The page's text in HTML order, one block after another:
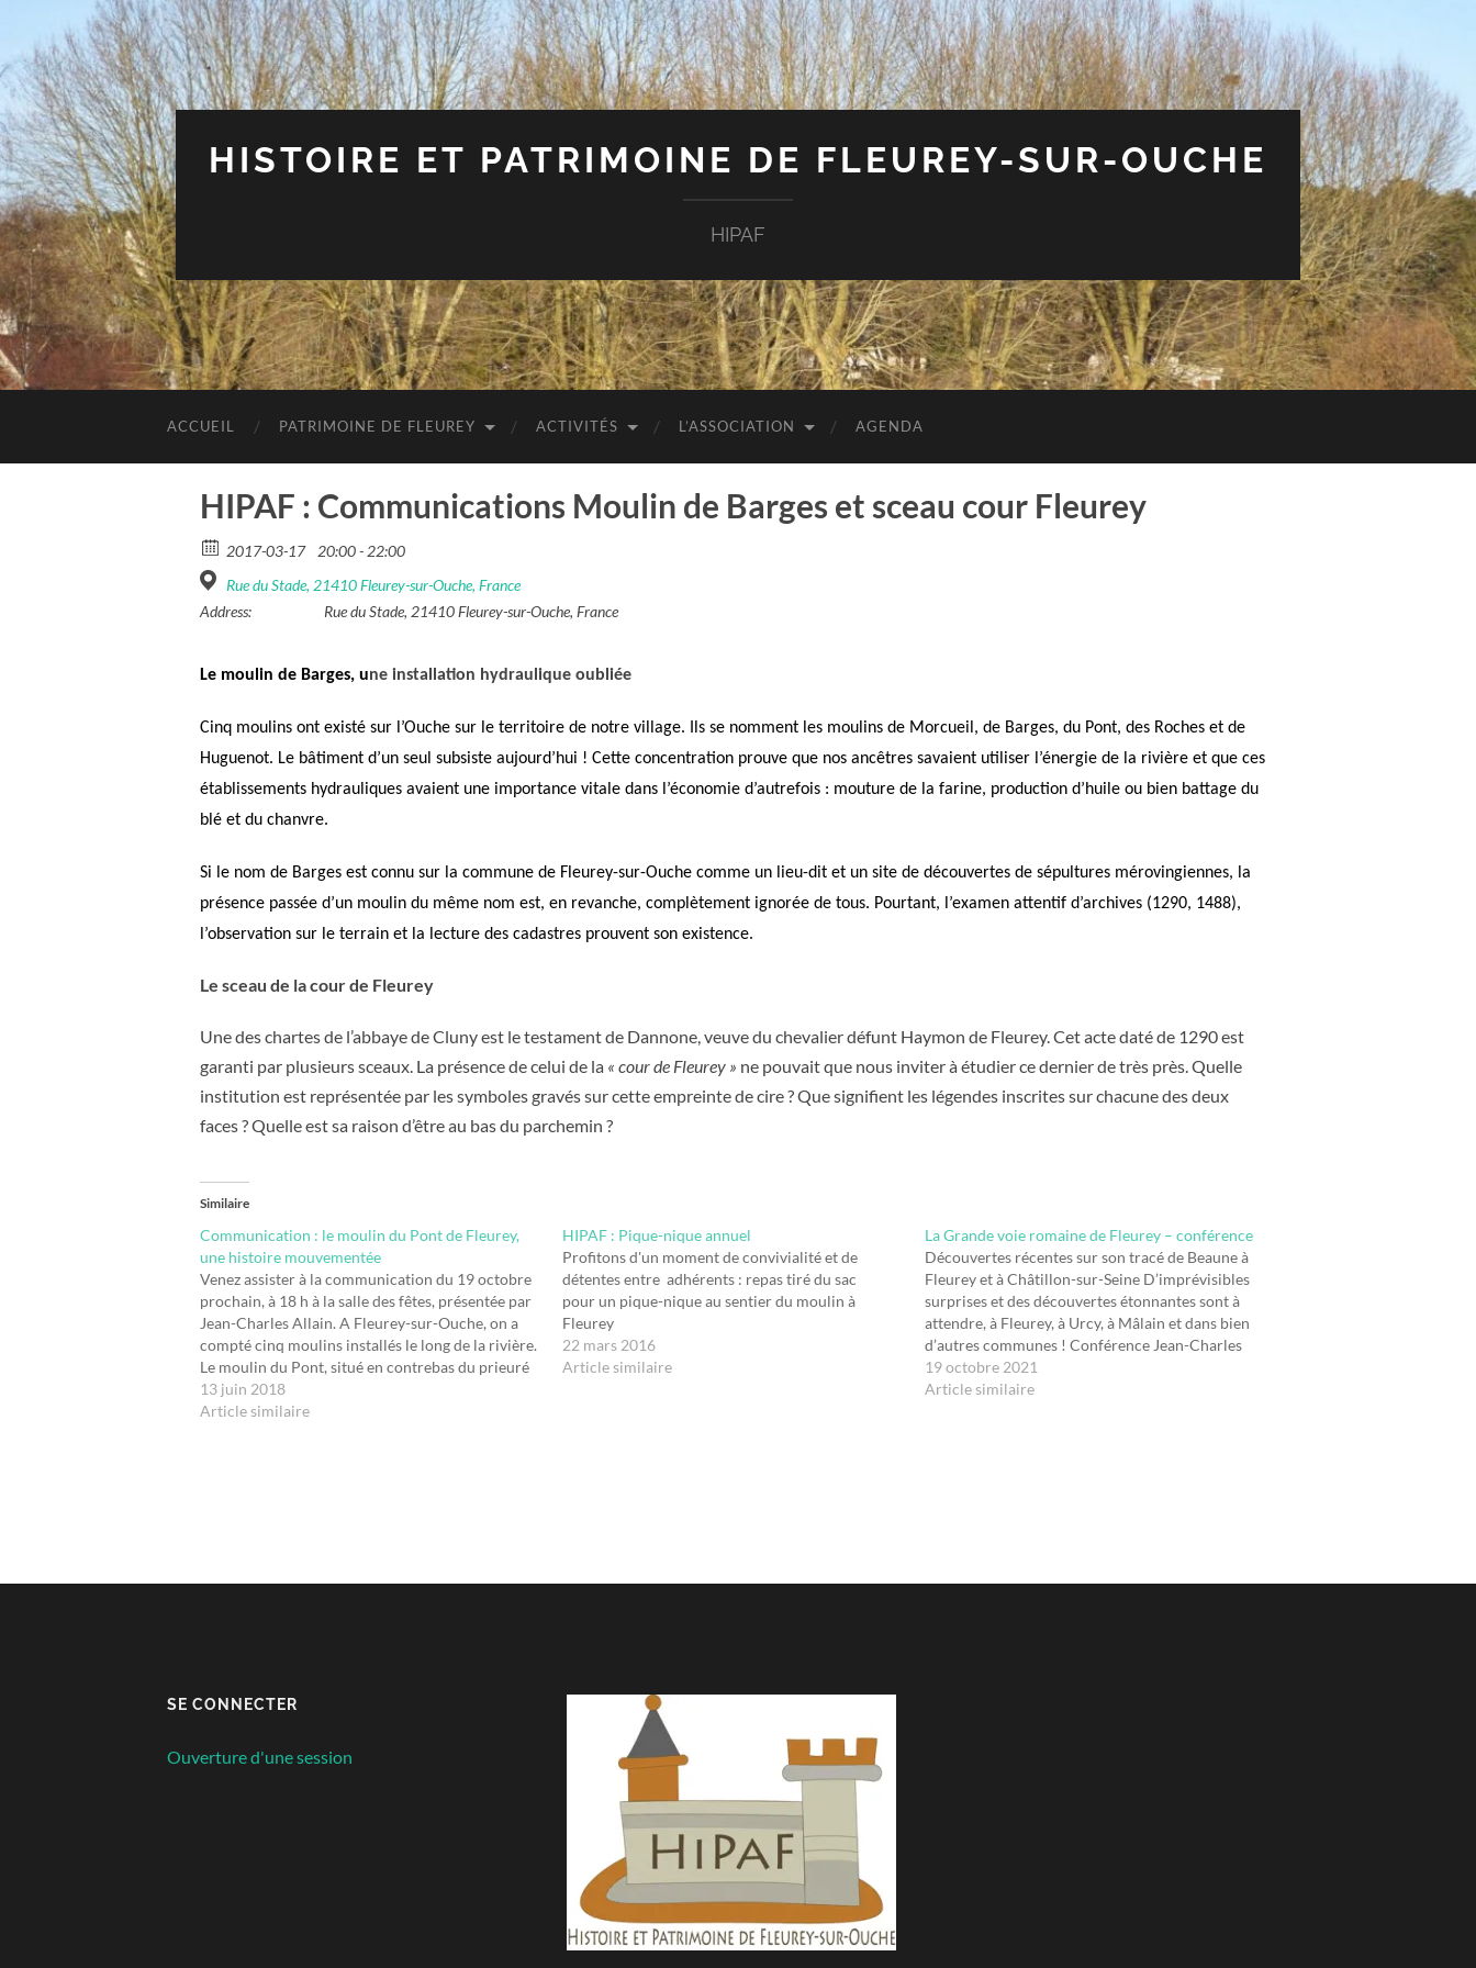
HISTOIRE ET PATRIMOINE DE FLEUREY-SUR-OUCHE
HIPAF
ACCUEIL PATRIMOINE DE FLEUREY ACTIVITÉS L’ASSOCIATION AGENDA
HIPAF : Communications Moulin de Barges et sceau cour Fleurey
2017-03-17
20:00 - 22:00
Rue du Stade, 21410 Fleurey-sur-Ouche, France
Address:
Rue du Stade, 21410 Fleurey-sur-Ouche, France
Le moulin de Barges, une installation hydraulique oubliée
Cinq moulins ont existé sur l’Ouche sur le territoire de notre village. Ils se nomment les moulins de Morcueil, de Barges, du Pont, des Roches et de
Huguenot. Le bâtiment d’un seul subsiste aujourd’hui ! Cette concentration prouve que nos ancêtres savaient utiliser l’énergie de la rivière et que ces
établissements hydrauliques avaient une importance vitale dans l’économie d’autrefois : mouture de la farine, production d’huile ou bien battage du
blé et du chanvre.
Si le nom de Barges est connu sur la commune de Fleurey-sur-Ouche comme un lieu-dit et un site de découvertes de sépultures mérovingiennes, la
présence passée d’un moulin du même nom est, en revanche, complètement ignorée de tous. Pourtant, l’examen attentif d’archives (1290, 1488),
l’observation sur le terrain et la lecture des cadastres prouvent son existence.
Le sceau de la cour de Fleurey
Une des chartes de l’abbaye de Cluny est le testament de Dannone, veuve du chevalier défunt Haymon de Fleurey. Cet acte daté de 1290 est
garanti par plusieurs sceaux. La présence de celui de la « cour de Fleurey » ne pouvait que nous inviter à étudier ce dernier de très près. Quelle
institution est représentée par les symboles gravés sur cette empreinte de cire ? Que signifient les légendes inscrites sur chacune des deux
faces ? Quelle est sa raison d’être au bas du parchemin ?
Similaire
Communication : le moulin du Pont de Fleurey,
une histoire mouvementée
Venez assister à la communication du 19 octobre
prochain, à 18 h à la salle des fêtes, présentée par
Jean-Charles Allain. A Fleurey-sur-Ouche, on a
compté cinq moulins installés le long de la rivière.
Le moulin du Pont, situé en contrebas du prieuré
Saint-Marcel, est certainement le plus ancien.
Depuis…
13 juin 2018
Article similaire
HIPAF : Pique-nique annuel
Profitons d'un moment de convivialité et de
détentes entre adhérents : repas tiré du sac
pour un pique-nique au sentier du moulin à
Fleurey
22 mars 2016
Article similaire
La Grande voie romaine de Fleurey – conférence
Découvertes récentes sur son tracé de Beaune à
Fleurey et à Châtillon-sur-Seine D’imprévisibles
surprises et des découvertes étonnantes sont à
attendre, à Fleurey, à Urcy, à Mâlain et dans bien
d’autres communes ! Conférence Jean-Charles
Allain
19 octobre 2021
Article similaire
SE CONNECTER
Ouverture d'une session